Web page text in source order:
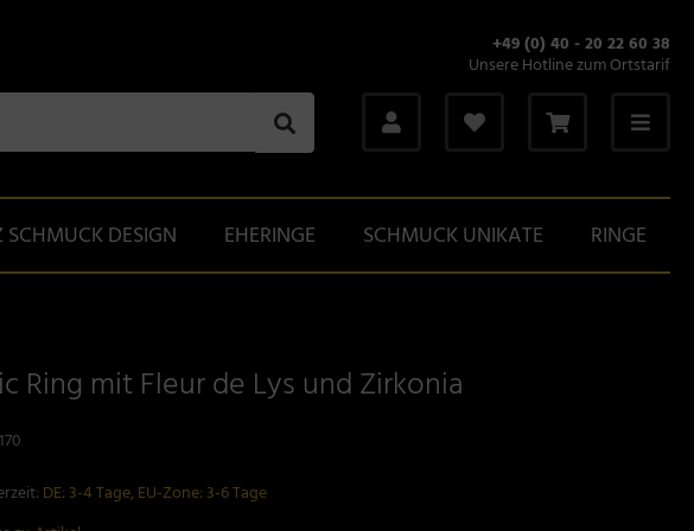
+49 (0) 40 - 20 22 60 38
Unsere Hotline zum Ortstarif
DESIGN EHERINGE SCHMUCK UNIKATE RINGE
Ring mit Fleur de Lys und Zirkonia
DE: 3-4 Tage, EU-Zone: 3-6 Tage